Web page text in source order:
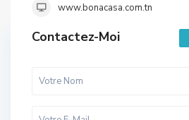
www.bonacasa.com.tn
Contactez-Moi